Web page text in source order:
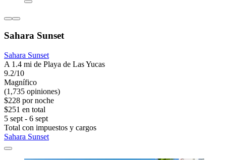
Sahara Sunset
Sahara Sunset
A 1.4 mi de Playa de Las Yucas
9.2/10
Magnífico
(1,735 opiniones)
$228 por noche
$251 en total
5 sept - 6 sept
Total con impuestos y cargos
Sahara Sunset